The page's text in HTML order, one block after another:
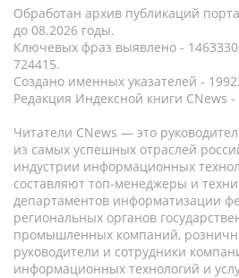
Обработан архив публикаций
до 08.2026 годы.
Ключевых фраз выявлено -
724415.
Создано именных указателей -
Редакция Индексной книги CNews -
Читатели CNews — это
из самых успешных отраслей
индустрии информационных
составляют топ-менеджеры и
департаментов информатизации
региональных органов
промышленных компаний,
руководители и сотрудники
информационных технологий и